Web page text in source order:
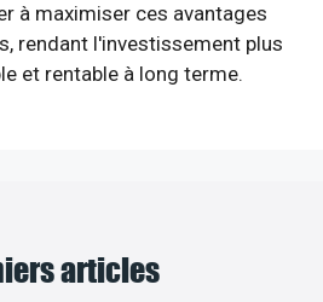
à maximiser ces avantages
rendant l'investissement plus
et rentable à long terme.
articles